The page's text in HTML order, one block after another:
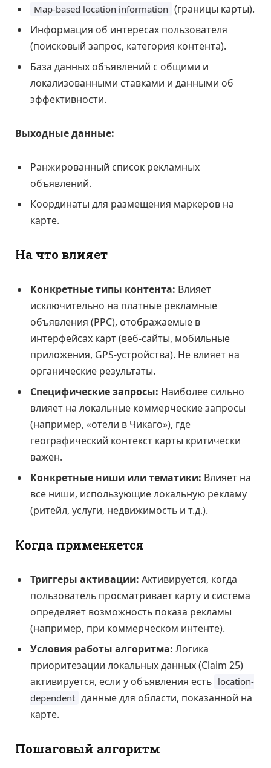
Map-based location information (границы карты).
Информация об интересах пользователя
(поисковый запрос, категория контента).
База данных объявлений с общими и
локализованными ставками и данными об
эффективности.
Выходные данные:
Ранжированный список рекламных
объявлений.
Координаты для размещения маркеров на
карте.
На что влияет
Конкретные типы контента: Влияет
исключительно на платные рекламные
объявления (PPC), отображаемые в
интерфейсах карт (веб-сайты, мобильные
приложения, GPS-устройства). Не влияет на
органические результаты.
Специфические запросы: Наиболее сильно
влияет на локальные коммерческие запросы
(например, «отели в Чикаго»), где
географический контекст карты критически
важен.
Конкретные ниши или тематики: Влияет на
все ниши, использующие локальную рекламу
(ритейл, услуги, недвижимость и т.д.).
Когда применяется
Триггеры активации: Активируется, когда
пользователь просматривает карту и система
определяет возможность показа рекламы
(например, при коммерческом интенте).
Условия работы алгоритма: Логика
приоритезации локальных данных (Claim 25)
активируется, если у объявления есть location-
dependent данные для области, показанной на
карте.
Пошаговый алгоритм